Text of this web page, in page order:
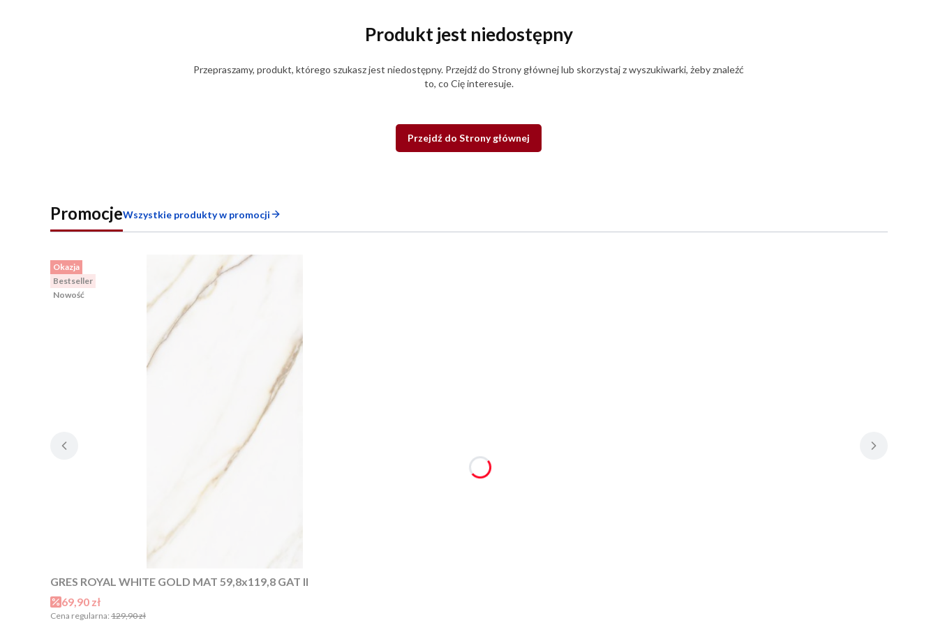
Produkt jest niedostępny
Przepraszamy, produkt, którego szukasz jest niedostępny. Przejdź do Strony głównej lub skorzystaj z wyszukiwarki, żeby znaleźć
to, co Cię interesuje.
Przejdź do Strony głównej
PromocjeWszystkie produkty w promocji
Okazja
Bestseller
Nowość
GRES ROYAL WHITE GOLD MAT 59,8x119,8 GAT II
Cena promocyjna
69,90 zł
Cena regularna: 129,90 zł